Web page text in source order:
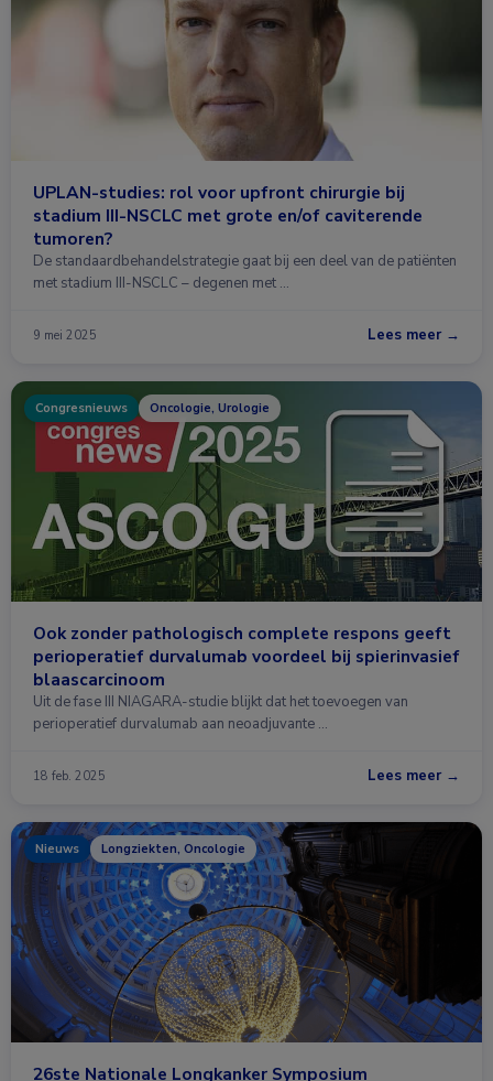
UPLAN-studies: rol voor upfront chirurgie bij
stadium III-NSCLC met grote en/of caviterende
tumoren?
De standaardbehandelstrategie gaat bij een deel van de patiënten
met stadium III-NSCLC – degenen met …
9 mei 2025 Lees meer →
Congresnieuws Oncologie, Urologie
Ook zonder pathologisch complete respons geeft
perioperatief durvalumab voordeel bij spierinvasief
blaascarcinoom
Uit de fase III NIAGARA-studie blijkt dat het toevoegen van
perioperatief durvalumab aan neoadjuvante …
18 feb. 2025 Lees meer →
Nieuws Longziekten, Oncologie
26ste Nationale Longkanker Symposium